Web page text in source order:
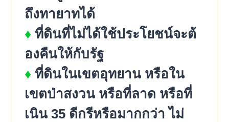
ถึงทายาทได้
♦ ที่ดินที่ไม่ได้ใช้ประโยชน์จะต้
องคืนให้กับรัฐ
♦ ที่ดินในเขตอุทยาน หรือใน
เขตป่าสงวน หรือที่ลาด หรือที่
เนิน 35 ดีกรีหรือมากกว่า ไม่